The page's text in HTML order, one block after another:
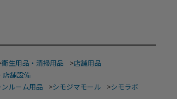
衛生用品・清掃用品 >店舗用品
店舗設備
ルーム用品 >シモジマモール >シモラボ